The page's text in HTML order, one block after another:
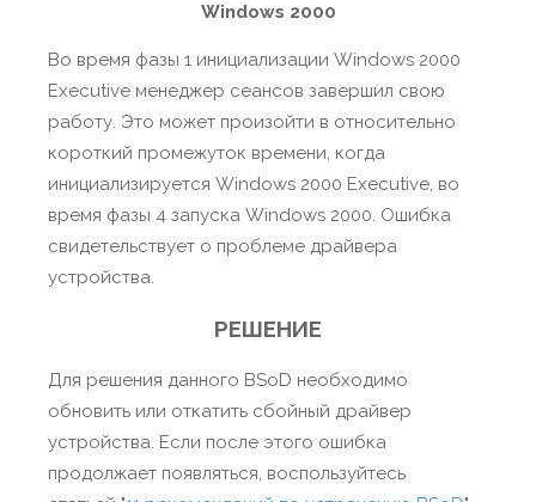
Windows 2000
Во время фазы 1 инициализации Windows 2000
Executive менеджер сеансов завершил свою
работу. Это может произойти в относительно
короткий промежуток времени, когда
инициализируется Windows 2000 Executive, во
время фазы 4 запуска Windows 2000. Ошибка
свидетельствует о проблеме драйвера
устройства.
РЕШЕНИЕ
Для решения данного BSoD необходимо
обновить или откатить сбойный драйвер
устройства. Если после этого ошибка
продолжает появляться, воспользуйтесь